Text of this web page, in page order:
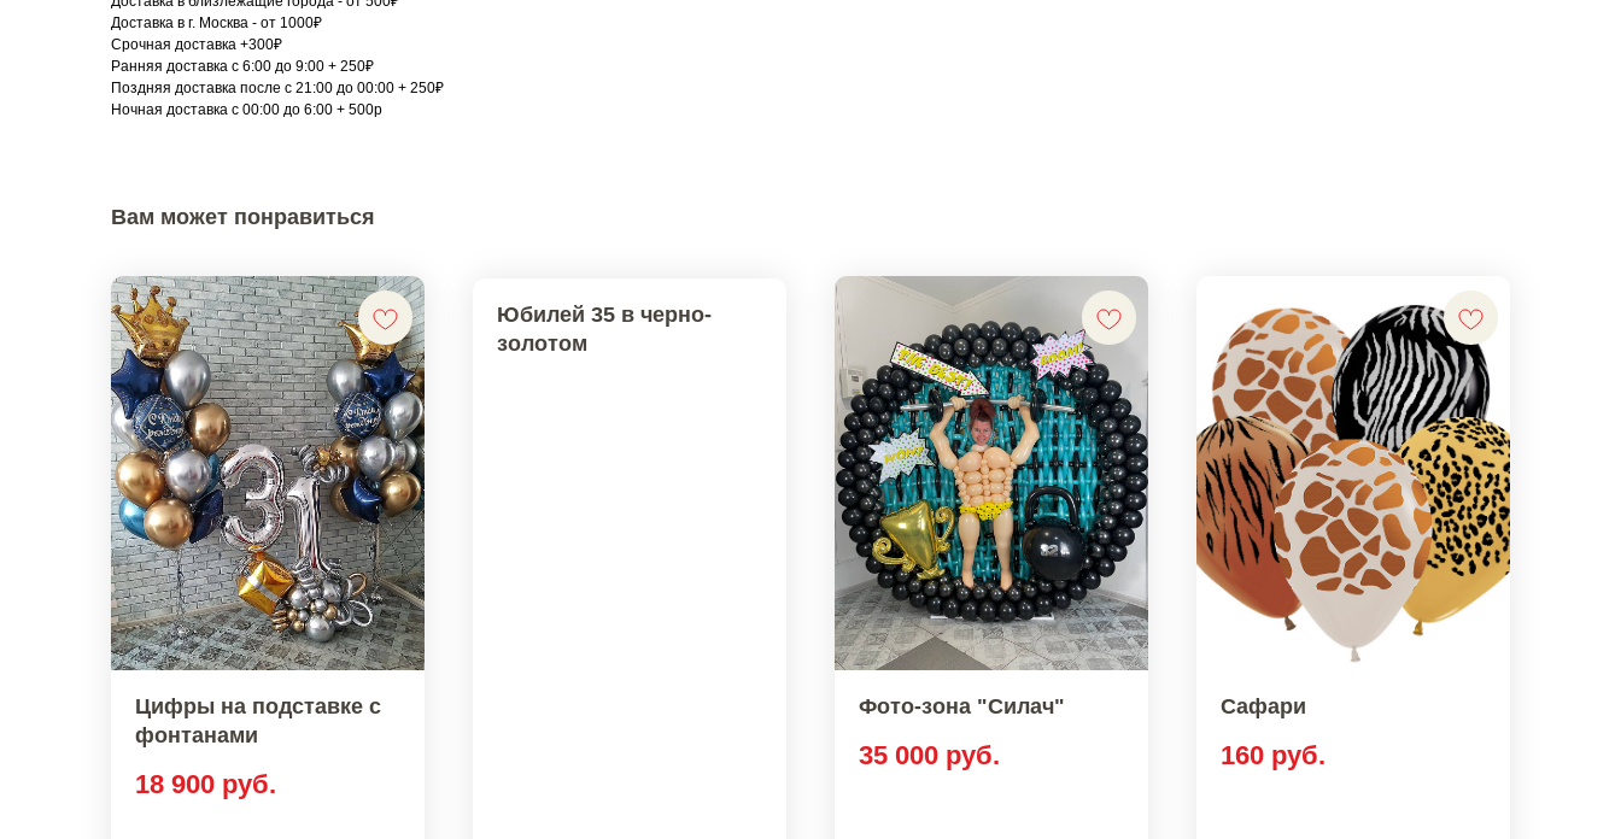
Доставка в г. Москва - от 1000₽
Срочная доставка +300₽
Ранняя доставка с 6:00 до 9:00 + 250₽
Поздняя доставка после с 21:00 до 00:00 + 250₽
Ночная доставка с 00:00 до 6:00 + 500р
Вам может понравиться
Цифры на подставке с
фонтанами
18 900 руб.
Юбилей 35 в черно-
золотом
Фото-зона "Силач"
35 000 руб.
Сафари
160 руб.